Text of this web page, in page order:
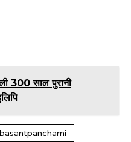
300 साल पुरानी